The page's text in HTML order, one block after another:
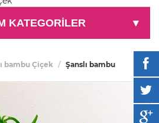
KATEGORİLER ▾
bambu Çiçek Şanslı bambu